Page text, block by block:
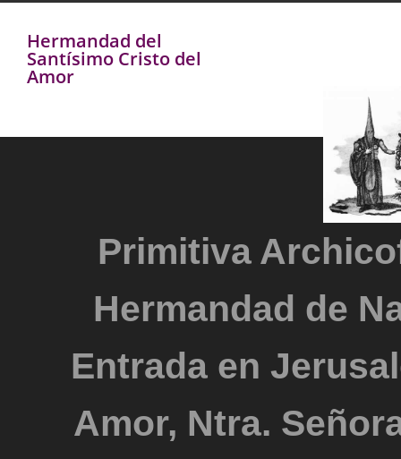
Hermandad del
Santísimo Cristo del
Amor
Primitiva
Hermandad de
Entrada en
Amor, Ntra.